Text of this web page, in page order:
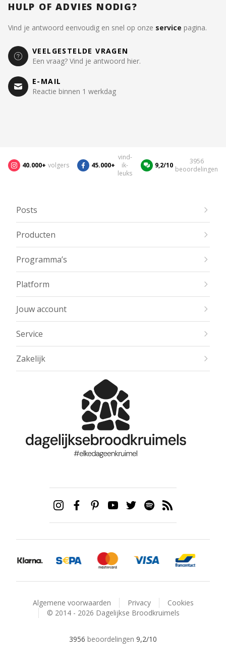
HULP OF ADVIES NODIG?
Vind je antwoord eenvoudig en snel op onze service pagina.
VEELGESTELDE VRAGEN
Een vraag? Vind je antwoord hier.
E-MAIL
Reactie binnen 1 werkdag
40.000+ volgers 45.000+
vind-
ik-
leuks
9,2/10
3956
beoordelingen
Posts
Producten
Programma’s
Platform
Jouw account
Service
Zakelijk
Algemene voorwaarden Privacy
Cookies
© 2014 - 2026 Dagelijkse Broodkruimels
3956 beoordelingen 9,2/10